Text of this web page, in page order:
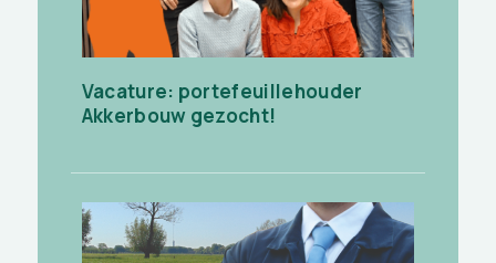
Vacature: portefeuillehouder
Akkerbouw gezocht!